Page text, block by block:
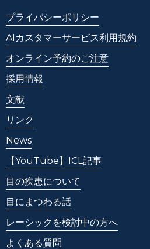
プライバシーポリシー
AIカスタマーサービス利用規約
オンライン予約のご注意
採用情報
文献
リンク
News
【YouTube】ICL記事
目の疾患について
目にまつわる話
レーシックを検討中の方へ
よくある質問